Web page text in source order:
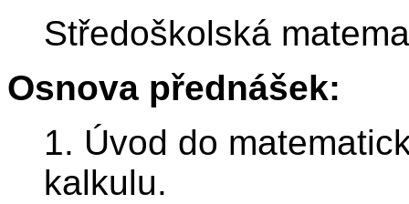
Středoškolská
Osnova přednášek:
1. Úvod do
kalkulu.